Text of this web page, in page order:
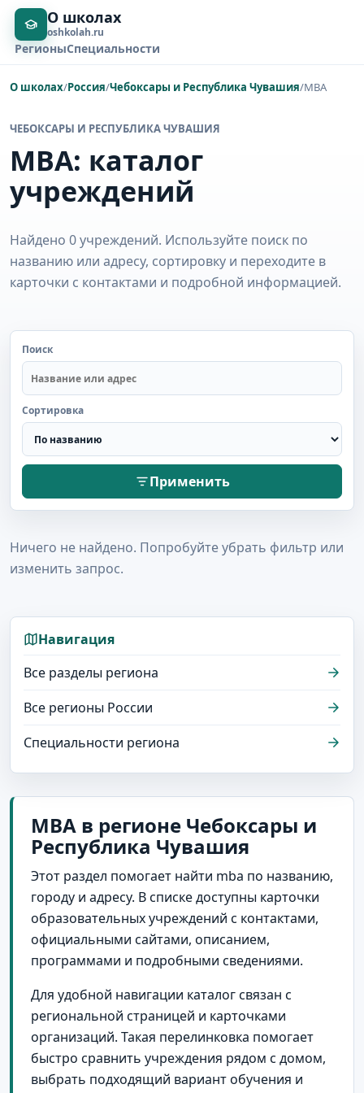
О школах
oshkolah.ru
РегионыСпециальности
О школах/Россия/Чебоксары и Республика Чувашия/MBA
ЧЕБОКСАРЫ И РЕСПУБЛИКА ЧУВАШИЯ
MBA: каталог
учреждений
Найдено 0 учреждений. Используйте поиск по
названию или адресу, сортировку и переходите в
карточки с контактами и подробной информацией.
Поиск
Сортировка
Применить
Ничего не найдено. Попробуйте убрать фильтр или
изменить запрос.
Навигация
Все разделы региона
Все регионы России
Специальности региона
MBA в регионе Чебоксары и
Республика Чувашия
Этот раздел помогает найти mba по названию,
городу и адресу. В списке доступны карточки
образовательных учреждений с контактами,
официальными сайтами, описанием,
программами и подробными сведениями.
Для удобной навигации каталог связан с
региональной страницей и карточками
организаций. Такая перелинковка помогает
быстро сравнить учреждения рядом с домом,
выбрать подходящий вариант обучения и